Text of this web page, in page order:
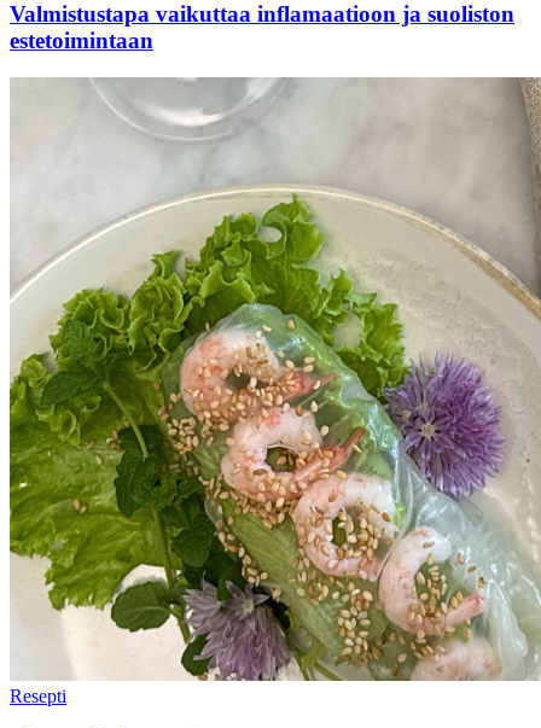
Valmistustapa vaikuttaa inflamaatioon ja suoliston
estetoimintaan
Resepti